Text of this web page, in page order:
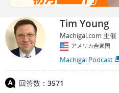
Tim Young
Machigai.com 主催
アメリカ合衆国
Machigai Podcast
回答数： 3571